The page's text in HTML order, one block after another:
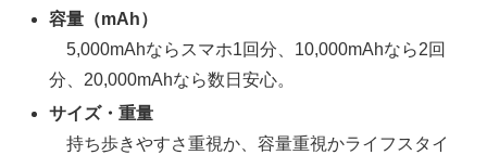
容量（mAh）
5,000mAhならスマホ1回分、10,000mAhなら2回
分、20,000mAhなら数日安心。
サイズ・重量
持ち歩きやすさ重視か、容量重視かライフスタイ